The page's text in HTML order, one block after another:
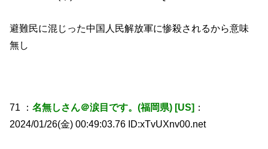
避難民に混じった中国人民解放軍に惨殺されるから意味
無し
71 ：名無しさん＠涙目です。(福岡県) [US] ：
2024/01/26(金) 00:49:03.76 ID:xTvUXnv00.net